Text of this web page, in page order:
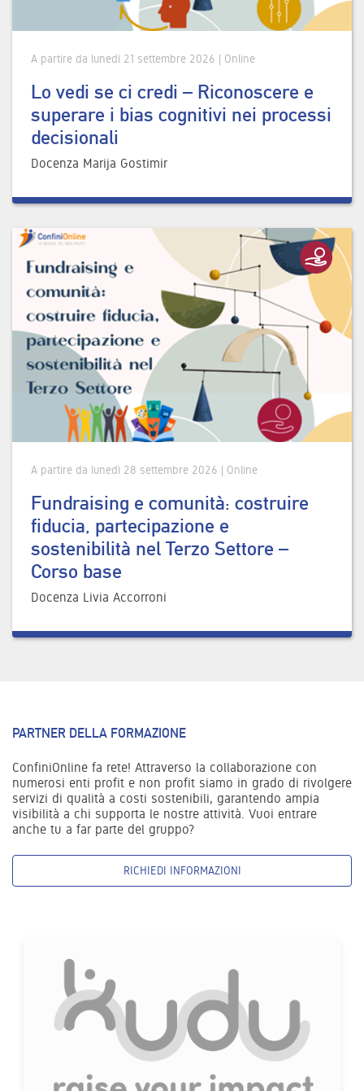
A partire da lunedì 21 settembre 2026 | Online
Lo vedi se ci credi – Riconoscere e
superare i bias cognitivi nei processi
decisionali
Docenza Marija Gostimir
A partire da lunedì 28 settembre 2026 | Online
Fundraising e comunità: costruire
fiducia, partecipazione e
sostenibilità nel Terzo Settore –
Corso base
Docenza Livia Accorroni
PARTNER DELLA FORMAZIONE
ConfiniOnline fa rete! Attraverso la collaborazione con
numerosi enti profit e non profit siamo in grado di rivolgere
servizi di qualità a costi sostenibili, garantendo ampia
visibilità a chi supporta le nostre attività. Vuoi entrare
anche tu a far parte del gruppo?
RICHIEDI INFORMAZIONI